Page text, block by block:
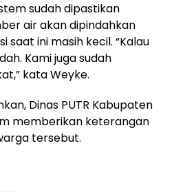
sudah dipastikan
air akan dipindahkan
saat ini masih kecil. “Kalau
Kami juga sudah
kata Weyke.
Dinas PUTR Kabupaten
memberikan keterangan
tersebut.